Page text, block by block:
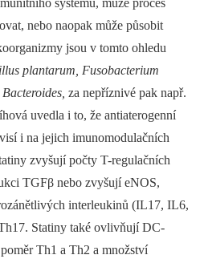
systému, může proces
nebo naopak může působit
jsou v tomto ohledu
plantarum, Fusobacterium
Bacteroides, za nepříznivé pak např.
uvedla i to, že antiaterogenní
i na jejich imunomodulačních
zvyšují počty T-regulačních
TGFβ nebo zvyšují eNOS,
interleukinů (IL17, IL6,
Statiny také ovlivňují DC-
Th1 a Th2 a množství